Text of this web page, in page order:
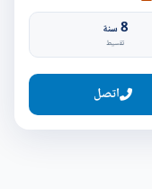
8سنة
تقسيط
اتصل